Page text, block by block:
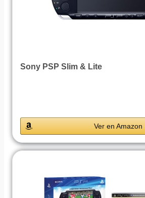
Sony PSP Slim & Lite
Ver en Amazon